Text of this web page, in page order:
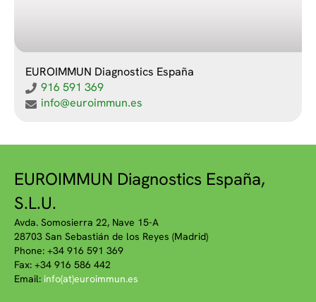
EUROIMMUN Diagnostics España
916 591 369
info@euroimmun.es
EUROIMMUN Diagnostics España,
S.L.U.
Avda. Somosierra 22, Nave 15-A
28703 San Sebastián de los Reyes (Madrid)
Phone: +34 916 591 369
Fax: +34 916 586 442
Email: info(at)euroimmun.es